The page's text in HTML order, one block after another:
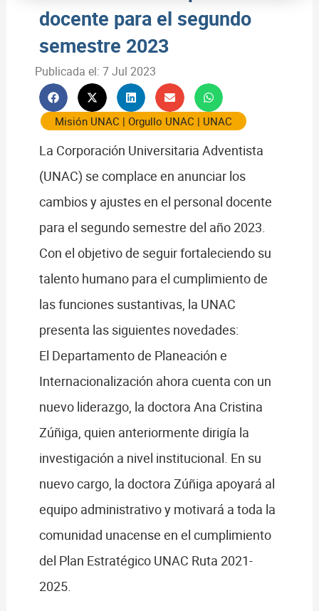
docente para el segundo
semestre 2023
Publicada el: 7 Jul 2023
Misión UNAC | Orgullo UNAC | UNAC
La Corporación Universitaria Adventista
(UNAC) se complace en anunciar los
cambios y ajustes en el personal docente
para el segundo semestre del año 2023.
Con el objetivo de seguir fortaleciendo su
talento humano para el cumplimiento de
las funciones sustantivas, la UNAC
presenta las siguientes novedades:
El Departamento de Planeación e
Internacionalización ahora cuenta con un
nuevo liderazgo, la doctora Ana Cristina
Zúñiga, quien anteriormente dirigía la
investigación a nivel institucional. En su
nuevo cargo, la doctora Zúñiga apoyará al
equipo administrativo y motivará a toda la
comunidad unacense en el cumplimiento
del Plan Estratégico UNAC Ruta 2021-
2025.